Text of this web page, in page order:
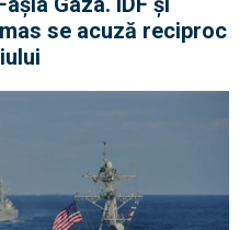
se acuză reciproc